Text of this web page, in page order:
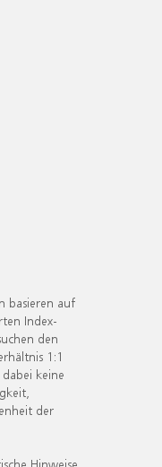
basieren auf
Index-
den
1:1
keine
der